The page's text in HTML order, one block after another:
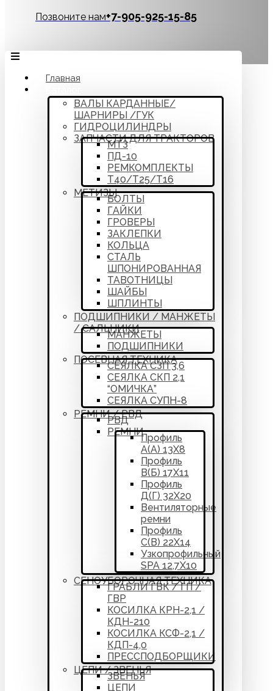
Позвоните нам‪+7-905-925-15-85
Главная
ВАЛЫ КАРДАННЫЕ/
ШАРНИРЫ /ГУК
ГИДРОЦИЛИНДРЫ
ЗАПЧАСТИ ДЛЯ ТРАКТОРОВ
МТЗ
ПД-10
РЕМКОМПЛЕКТЫ
Т40/Т25/Т16
МЕТИЗЫ
БОЛТЫ
ГАЙКИ
ГРОВЕРЫ
ЗАКЛЕПКИ
КОЛЬЦА
СТАЛЬ
ШПОНИРОВАННАЯ
ТАВОТНИЦЫ
ШАЙБЫ
ШПЛИНТЫ
ПОДШИПНИКИ / МАНЖЕТЫ
/ САЛЬНИКИ
МАНЖЕТЫ
ПОДШИПНИКИ
ПОСЕВНАЯ ТЕХНИКА
СЕЯЛКА СЗП 3,6
СЕЯЛКА СКП 2,1
“ОМИЧКА”
СЕЯЛКА СУПН-8
РЕМНИ / РВД
РВД
РЕМНИ
Профиль
А(А) 13Х8
Профиль
В(Б) 17Х11
Профиль
Д(Г) 32Х20
Вентиляторные
ремни
Профиль
С(В) 22Х14
Узкопрофильный
SPA 12,7Х10
СЕНОУБОРОЧНАЯ ТЕХНИКА
ГРАБЛИ ГВК / ГП /
ГВР
КОСИЛКА КРН-2,1 /
КДН-210
КОСИЛКА КСФ-2,1 /
КДП-4,0
ПРЕССПОДБОРЩИКИ
ЦЕПИ / ЗВЕНЬЯ
ЗВЕНЬЯ
ЦЕПИ